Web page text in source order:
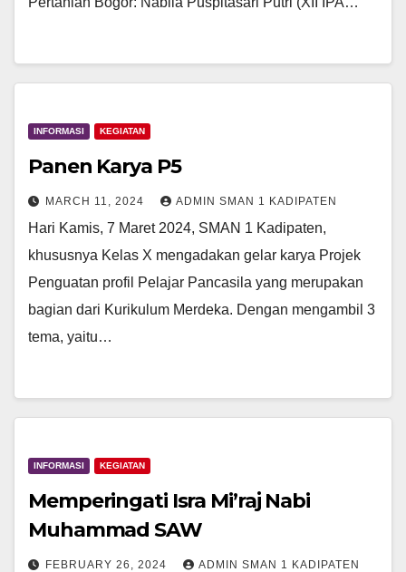
INFORMASI KEGIATAN
Panen Karya P5
MARCH 11, 2024 ADMIN SMAN 1 KADIPATEN
Hari Kamis, 7 Maret 2024, SMAN 1 Kadipaten,
khususnya Kelas X mengadakan gelar karya Projek
Penguatan profil Pelajar Pancasila yang merupakan
bagian dari Kurikulum Merdeka. Dengan mengambil 3
tema, yaitu…
INFORMASI KEGIATAN
Memperingati Isra Mi’raj Nabi
Muhammad SAW
FEBRUARY 26, 2024 ADMIN SMAN 1 KADIPATEN